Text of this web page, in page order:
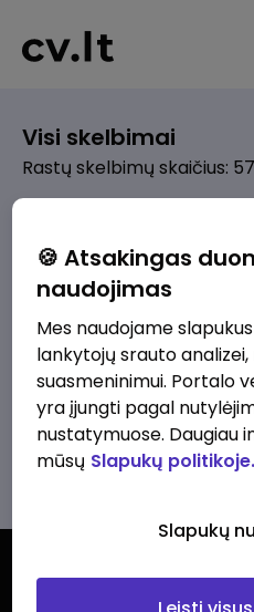
Visi skelbimai
Rastų skelbimų skaičius:
22
Pagal pasirinktus
nerasta.
bandykite dar
Žiūrėti visus
🍪 Atsakingas
naudojimas
Mes naudojame
lankytojų srauto
suasmeninimui. Portalo
yra įjungti pagal
nustatymuose. Daugiau
mūsų Slapukų politikoje.
Slapukų